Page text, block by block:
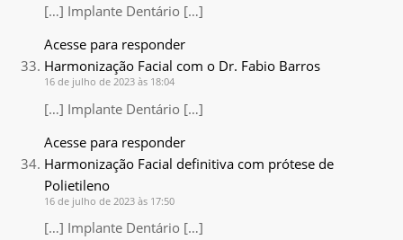
[…] Implante Dentário […]
Acesse para responder
Harmonização Facial com o Dr. Fabio Barros
16 de julho de 2023 às 18:04
[…] Implante Dentário […]
Acesse para responder
Harmonização Facial definitiva com prótese de
Polietileno
16 de julho de 2023 às 17:50
[…] Implante Dentário […]